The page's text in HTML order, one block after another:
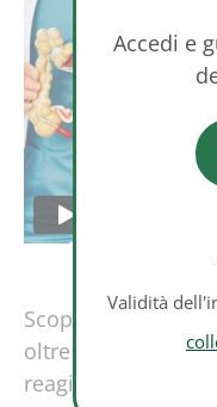
Accedi e
Validità
Scopri il sistema
oltre 100 milioni di
reagisce e